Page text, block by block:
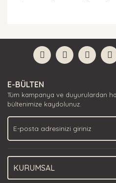
Yorum
formunu kullanarak
Görüş ve önerileriniz için
Ürün açıklamasında eksik
Ürün bilgilerinde hatalar
Ürün fiyatı diğer sitelerden
Bu ürüne benzer farklı
E-BÜLTEN
Tüm kampanya ve duyurulardan
bültenimize kaydolunuz.
KURUMSAL